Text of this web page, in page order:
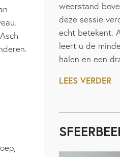
weerstand
deze sessie
echt betekent.
leert u de
halen en een
LEES VERDER